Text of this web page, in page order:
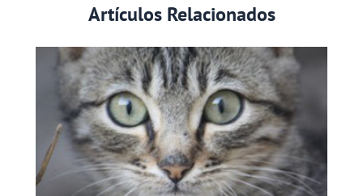
Artículos Relacionados